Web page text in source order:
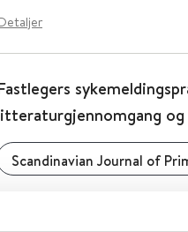
og
Scandinavian Journal of